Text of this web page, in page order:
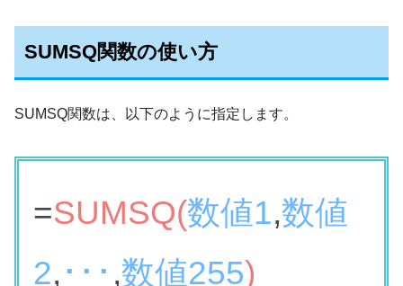
SUMSQ関数の使い方
SUMSQ関数は、以下のように指定します。
=SUMSQ(数値1,数値
2, ･･･ ,数値255)